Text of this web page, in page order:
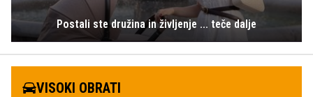
Postali ste družina in življenje ... teče dalje
VISOKI OBRATI